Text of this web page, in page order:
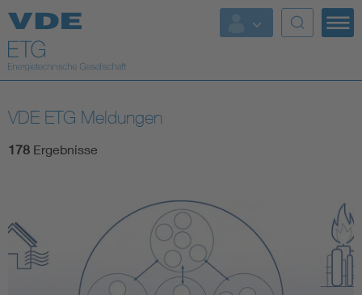
Top Themen
Fokusthemen
Energy
Mobility
VDE ETG Meldungen
178 Ergebnisse